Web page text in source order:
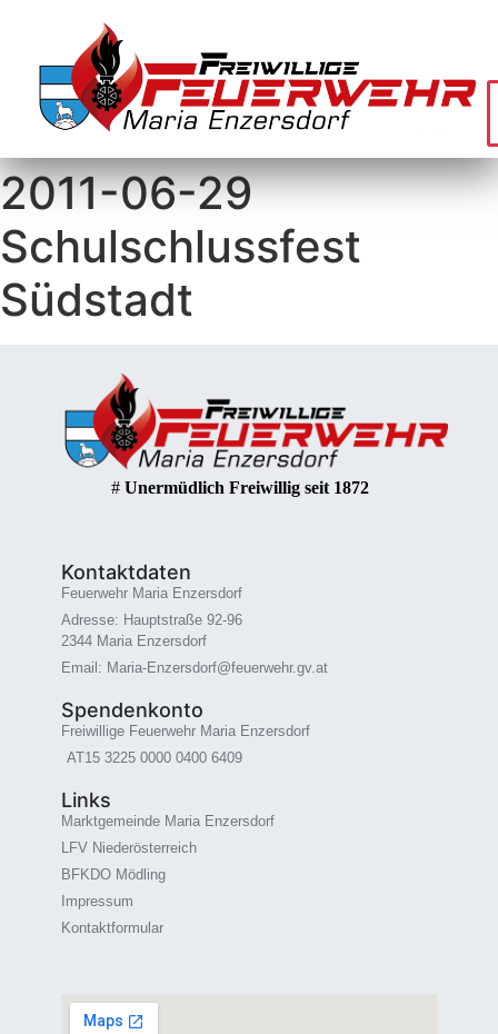
2011-06-29
Schulschlussfest
Südstadt
# Unermüdlich Freiwillig seit 1872
Kontaktdaten
Feuerwehr Maria Enzersdorf
Adresse: Hauptstraße 92-96
2344 Maria Enzersdorf
Email: Maria-Enzersdorf@feuerwehr.gv.at
Spendenkonto
Freiwillige Feuerwehr Maria Enzersdorf
AT15 3225 0000 0400 6409
Links
Marktgemeinde Maria Enzersdorf
LFV Niederösterreich
BFKDO Mödling
Impressum
Kontaktformular